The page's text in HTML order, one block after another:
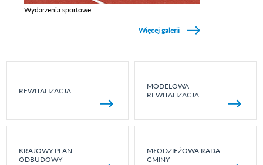
Wydarzenia sportowe
Więcej galerii
REWITALIZACJA
MODELOWA
REWITALIZACJA
KRAJOWY PLAN
ODBUDOWY
MŁODZIEŻOWA RADA
GMINY